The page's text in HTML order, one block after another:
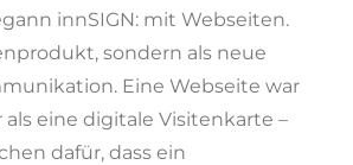
innSIGN – täglich
innSIGN: mit Webseiten.
sondern als neue
Eine Webseite war
eine digitale Visitenkarte –
dafür, dass ein